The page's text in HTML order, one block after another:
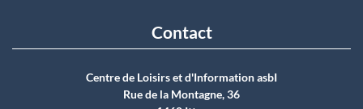
Contact
Centre de Loisirs et d'Information asbI
Rue de la Montagne, 36